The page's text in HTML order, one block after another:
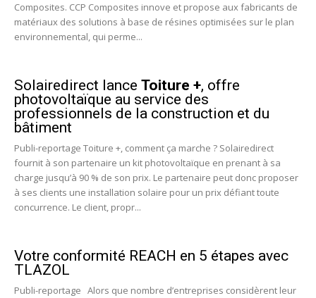
Composites. CCP Composites innove et propose aux fabricants de
matériaux des solutions à base de résines optimisées sur le plan
environnemental, qui perme...
Solairedirect lance Toiture +, offre
photovoltaïque au service des
professionnels de la construction et du
bâtiment
Publi-reportage Toiture +, comment ça marche ? Solairedirect
fournit à son partenaire un kit photovoltaïque en prenant à sa
charge jusqu’à 90 % de son prix. Le partenaire peut donc proposer
à ses clients une installation solaire pour un prix défiant toute
concurrence. Le client, propr...
Votre conformité REACH en 5 étapes avec
TLAZOL
Publi-reportage Alors que nombre d’entreprises considèrent leur